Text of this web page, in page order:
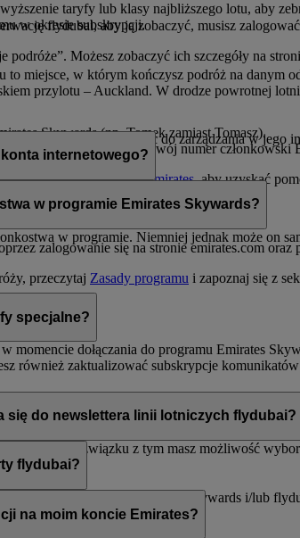
taryfy lub klasy najbliższego lotu, aby
w okresie subskrypcji.
flydubai, aby ją zobaczyć, musisz
Możesz zobaczyć ich szczegóły na
Skywards (np. Tomek zamiast Tomasz).
aktualizacji, dodaj swój numer
Centrum Obsługi Klienta Emirates, aby uzyskać
miejsce, w którym kończysz podróż na danym
przylotu – Auckland. W drodze powrotnej
może nominować do zarządzania w
zalogowanie się na stronie emirates.com oraz
przeczytaj Zasady programu i zapoznaj się z
internetowego?
w programie Emirates Skywards?
w programie. Niemniej jednak może on
specjalne?
momencie dołączania do programu Emirates
również zaktualizować subskrypcje
umieszczony na dole wiadomości e-mail od
na żywo lub centrum obsługi danej linii lotniczej.
się do newslettera linii lotniczych flydubai?
flydubai. W związku z tym masz możliwość
flydubai?
i ofert od Emirates, Emirates Skywards i/lub
na moim koncie Emirates?